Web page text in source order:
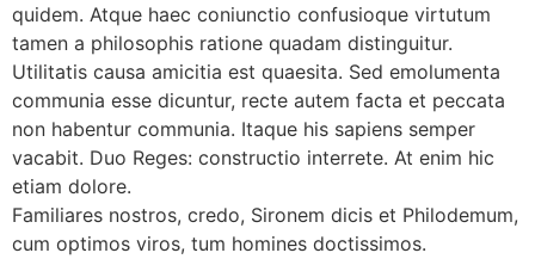
quidem. Atque haec coniunctio confusioque virtutum
tamen a philosophis ratione quadam distinguitur.
Utilitatis causa amicitia est quaesita. Sed emolumenta
communia esse dicuntur, recte autem facta et peccata
non habentur communia. Itaque his sapiens semper
vacabit. Duo Reges: constructio interrete. At enim hic
etiam dolore.
Familiares nostros, credo, Sironem dicis et Philodemum,
cum optimos viros, tum homines doctissimos.